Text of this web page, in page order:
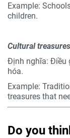
Example:
children.
Cultural treasures
Định nghĩa: Điều
hóa.
Example:
treasures that
Do you